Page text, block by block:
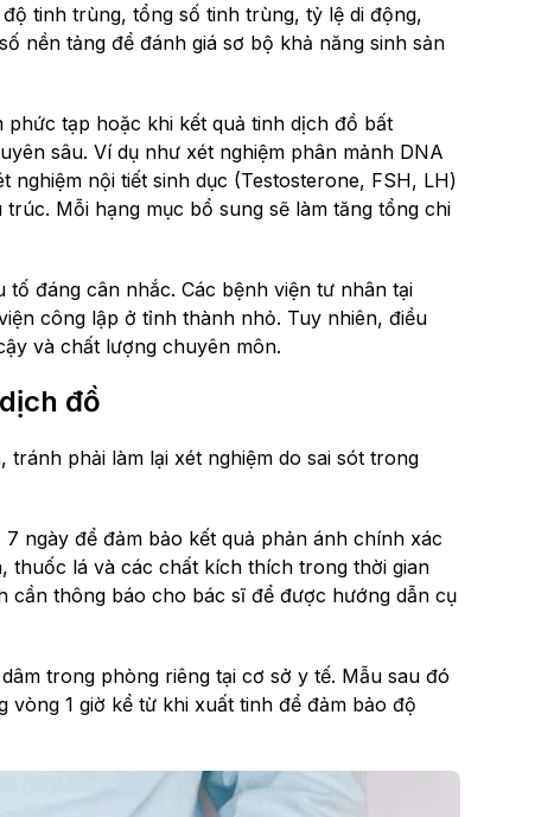
tinh trùng, tổng số tinh trùng, tỷ lệ di động,
nền tảng để đánh giá sơ bộ khả năng sinh sản
tạp hoặc khi kết quả tinh dịch đồ bất
sâu. Ví dụ như xét nghiệm phân mảnh DNA
nội tiết sinh dục (Testosterone, FSH, LH)
Mỗi hạng mục bổ sung sẽ làm tăng tổng chi
đáng cân nhắc. Các bệnh viện tư nhân tại
công lập ở tỉnh thành nhỏ. Tuy nhiên, điều
và chất lượng chuyên môn.
đồ
phải làm lại xét nghiệm do sai sót trong
ngày để đảm bảo kết quả phản ánh chính xác
lá và các chất kích thích trong thời gian
cần thông báo cho bác sĩ để được hướng dẫn cụ
trong phòng riêng tại cơ sở y tế. Mẫu sau đó
1 giờ kể từ khi xuất tinh để đảm bảo độ